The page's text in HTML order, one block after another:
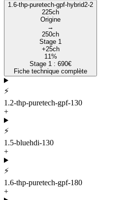
1.6-thp-puretech-gpf-hybrid2-2
225ch
Origine
→
250ch
Stage 1
+25ch
11%
Stage 1 : 690€
Fiche technique complète
⚡
1.2-thp-puretech-gpf-130
+
⚡
1.5-bluehdi-130
+
⚡
1.6-thp-puretech-gpf-180
+